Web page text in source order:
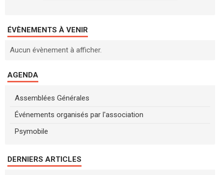
ÉVÈNEMENTS À VENIR
Aucun évènement à afficher.
AGENDA
Assemblées Générales
Événements organisés par l'association
Psymobile
DERNIERS ARTICLES